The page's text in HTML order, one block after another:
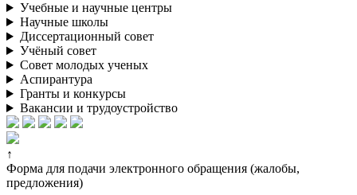
Учебные и научные центры
Научные школы
Диссертационный совет
Учёный совет
Совет молодых ученых
Аспирантура
Гранты и конкурсы
Вакансии и трудоустройство
↑
Форма для подачи электронного обращения (жалобы,
предложения)